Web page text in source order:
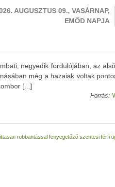
AUGUSZTUS 09., VASÁRNAP,
EMŐD NAPJA
negyedik fordulójában, az
még a hazaiak voltak
[...]
Forrás:
robbantással fenyegetőző szentesi férfi